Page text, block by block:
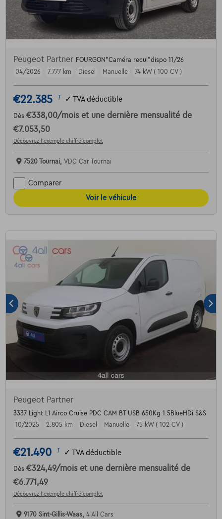
Peugeot Partner FOURGON*Caméra recul*dispo 11/26
04/2026
7.777 km Diesel Manuelle 74 kW ( 100 CV )
€22.385 1 ✓ TVA déductible
Dès €338,00/mois et une dernière mensualité de
€7.053,50
Découvrez l’exemple chiffré complet
7520 Tournai, VDC Car Tournai
Comparer
Voir le véhicule
Peugeot Partner
3337 Light L1 Airco Cruise PDC CAM BT USB 650Kg 1.5BlueHDi S&S
10/2025
2.805 km Diesel Manuelle 75 kW ( 102 CV )
€21.490 1 ✓ TVA déductible
Dès €324,49/mois et une dernière mensualité de
€6.771,49
Découvrez l’exemple chiffré complet
9170 Sint-Gillis-Waas, 4 All Cars